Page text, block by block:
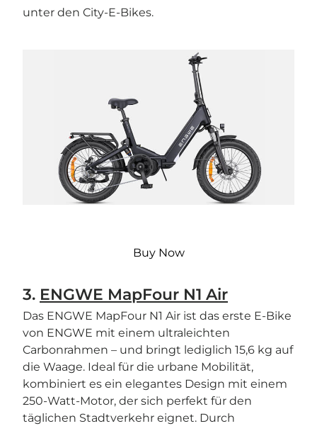
unter den City-E-Bikes.
Buy Now
3. ENGWE MapFour N1 Air
Das ENGWE MapFour N1 Air ist das erste E-Bike
von ENGWE mit einem ultraleichten
Carbonrahmen – und bringt lediglich 15,6 kg auf
die Waage. Ideal für die urbane Mobilität,
kombiniert es ein elegantes Design mit einem
250-Watt-Motor, der sich perfekt für den
täglichen Stadtverkehr eignet. Durch